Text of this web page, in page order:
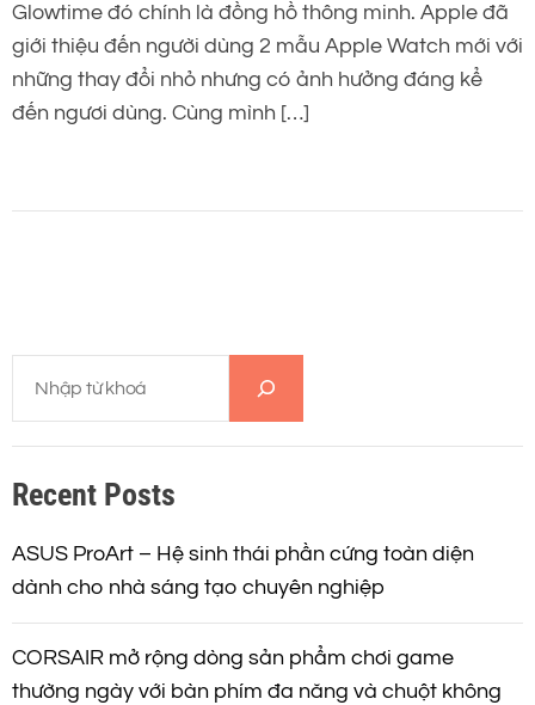
Glowtime đó chính là đồng hồ thông minh. Apple đã
giới thiệu đến người dùng 2 mẫu Apple Watch mới với
những thay đổi nhỏ nhưng có ảnh hưởng đáng kể
đến ngươi dùng. Cùng mình […]
m
i
m
Recent Posts
ASUS ProArt – Hệ sinh thái phần cứng toàn diện
dành cho nhà sáng tạo chuyên nghiệp
CORSAIR mở rộng dòng sản phẩm chơi game
thường ngày với bàn phím đa năng và chuột không